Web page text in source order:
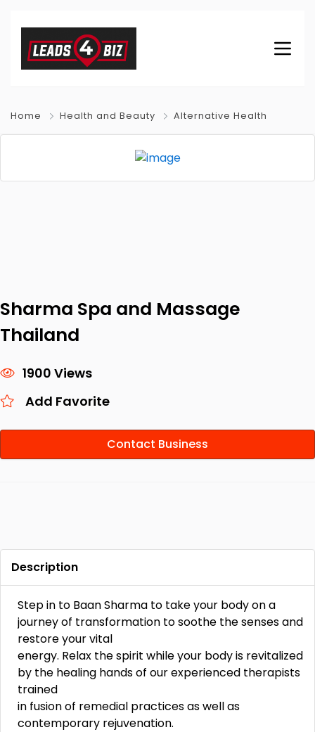
Home Health and Beauty Alternative Health
Sharma Spa and Massage
Thailand
1900 Views
Add Favorite
Contact Business
Description
Step in to Baan Sharma to take your body on a
journey of transformation to soothe the senses and
restore your vital
energy. Relax the spirit while your body is revitalized
by the healing hands of our experienced therapists
trained
in fusion of remedial practices as well as
contemporary rejuvenation.